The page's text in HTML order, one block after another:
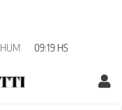
HUM 09:19 HS